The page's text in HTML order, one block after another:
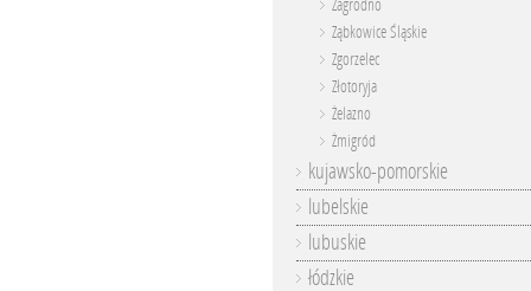
Zagrodno
Ząbkowice Śląskie
Zgorzelec
Złotoryja
Żelazno
Żmigród
kujawsko-pomorskie
lubelskie
lubuskie
łódzkie